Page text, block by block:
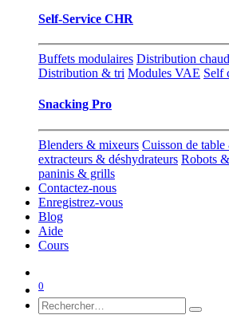
Self-Service CHR
Buffets modulaires Distribution
Distribution & tri Modules VAE Self
Snacking Pro
Blenders & mixeurs Cuisson de
extracteurs & déshydrateurs Robots
paninis & grills
Contactez-nous
Enregistrez-vous
Blog
Aide
Cours
0